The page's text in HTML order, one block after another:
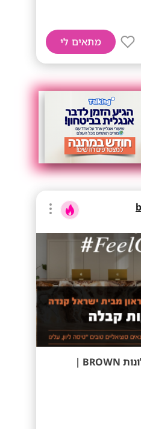
מתאים לי
פקידי/ות קבלה למלונות BROWN |